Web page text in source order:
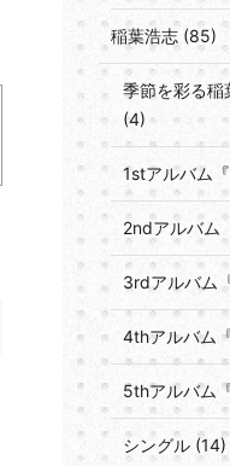
稲葉浩志 (85)
季節を彩る稲
(4)
1stアルバム
2ndアルバム
3rdアルバム
4thアルバム
5thアルバム
シングル (14)